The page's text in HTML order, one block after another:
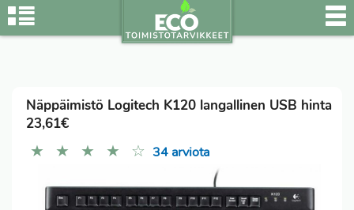
Näppäimistö Logitech K120 langallinen USB hinta
23,61€
★ ★ ★ ★ ☆ 34 arviota